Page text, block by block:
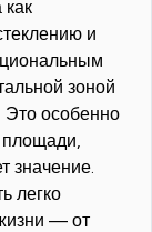
как
и
зоной
Это особенно
площади,
значение.
легко
— от